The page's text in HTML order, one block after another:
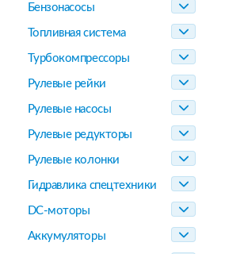
Бензонасосы
Топливная система
Турбокомпрессоры
Рулевые рейки
Рулевые насосы
Рулевые редукторы
Рулевые колонки
Гидравлика спецтехники
DC-моторы
Аккумуляторы